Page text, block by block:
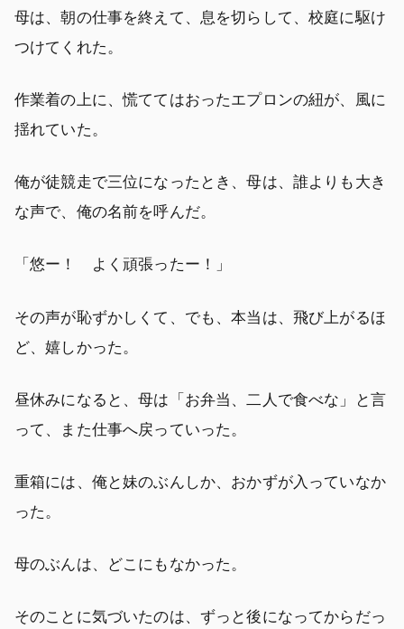
母は、朝の仕事を終えて、息を切らして、校庭に駆け
つけてくれた。
作業着の上に、慌ててはおったエプロンの紐が、風に
揺れていた。
俺が徒競走で三位になったとき、母は、誰よりも大き
な声で、俺の名前を呼んだ。
「悠ー！ よく頑張ったー！」
その声が恥ずかしくて、でも、本当は、飛び上がるほ
ど、嬉しかった。
昼休みになると、母は「お弁当、二人で食べな」と言
って、また仕事へ戻っていった。
重箱には、俺と妹のぶんしか、おかずが入っていなか
った。
母のぶんは、どこにもなかった。
そのことに気づいたのは、ずっと後になってからだっ